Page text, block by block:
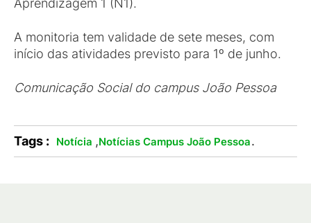
Aprendizagem 1 (N1).
A monitoria tem validade de sete meses, com
início das atividades previsto para 1º de junho.
Comunicação Social do campus João Pessoa
Tags : Notícia ,Notícias Campus João Pessoa.